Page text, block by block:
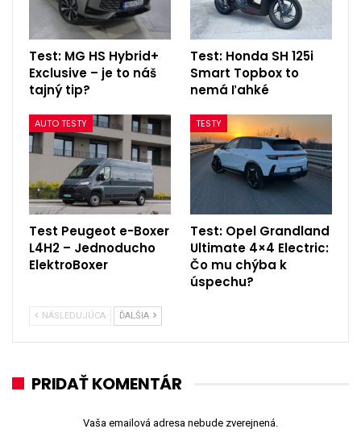
Test: MG HS Hybrid+
Exclusive – je to náš
tajný tip?
Test: Honda SH 125i
Smart Topbox to
nemá ľahké
AUTO TESTY
Test Peugeot e-Boxer
L4H2 – Jednoducho
ElektroBoxer
TESTY
Test: Opel Grandland
Ultimate 4×4 Electric:
Čo mu chýba k
úspechu?
NÁSLEDUJÚCA ĎALŠIA
PRIDAŤ KOMENTÁR
Vaša emailová adresa nebude zverejnená.